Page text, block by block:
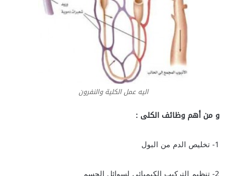
اليه عمل الكلية والنفرون
و من أهم وظائف الكلى :
1- تخليص الدم من البول